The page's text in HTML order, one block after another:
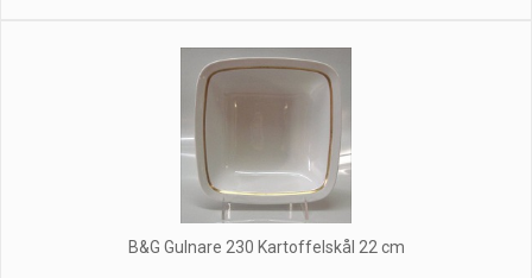
B&G Gulnare 230 Kartoffelskål 22 cm